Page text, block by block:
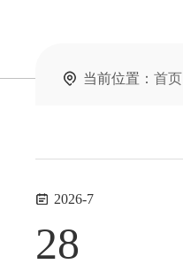
当前位置：首页
2026-7
28